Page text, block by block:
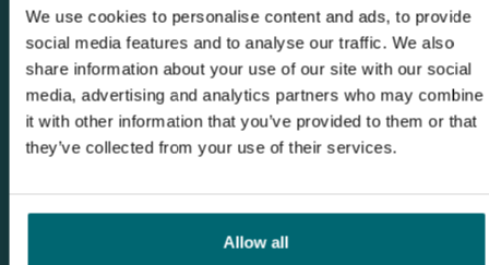
We use cookies to personalise content and ads, to provide
social media features and to analyse our traffic. We also
share information about your use of our site with our social
media, advertising and analytics partners who may combine
it with other information that you’ve provided to them or that
they’ve collected from your use of their services.
Allow all
12 kilo. Als topvis 16 kilo. Ze vinden het karperwater erg
geschikt voor een groep vrienden/familie te boeken en
het een enorm mooie locatie midden in de natuur. De
gemiddelde diepte zoals zij deze hebben gemeten is
aangepast op onze website en de verbeterpunten
karpervissers, door karpervissers!"